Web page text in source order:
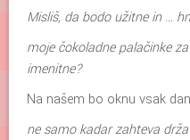
Misliš, da bodo užitne in …
moje čokoladne palačinke
imenitne?
Na našem bo oknu vsak
ne samo kadar zahteva